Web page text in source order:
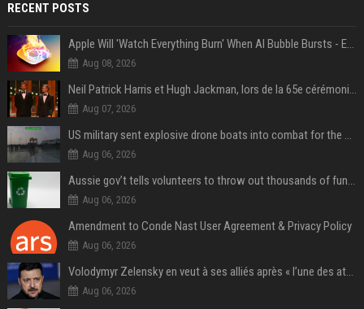
RECENT POSTS
Apple Will 'Watch Everything Burn' When AI Bubble Bursts - Ed Zitron
Aug 08, 2026
Neil Patrick Harris et Hugh Jackman, lors de la 65e cérémonie des Tony Awards, à New York, le 12 juin 2011. - Photo
Aug 07, 2026
US military sent explosive drone boats into combat for the first time
Aug 06, 2026
Aussie gov’t tells volunteers to throw out thousands of functioning test routers
Aug 06, 2026
Amendment to Conde Nast User Agreement & Privacy Policy
Aug 06, 2026
Volodymyr Zelensky en veut à ses alliés après « l’une des attaques les plus tragiques » de la Russie à Kiev
Aug 06, 2026